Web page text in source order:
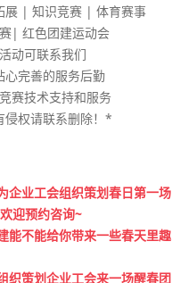
展 | 知识竞赛 | 体育赛事
| 红色团建运动会
动可联系我们
心完善的服务后勤
赛技术支持和服务
侵权请联系删除！*
企业工会组织策划春日第一场
迎预约咨询~
能不能给你带来一些春天里趣
织策划企业工会来一场醒春团